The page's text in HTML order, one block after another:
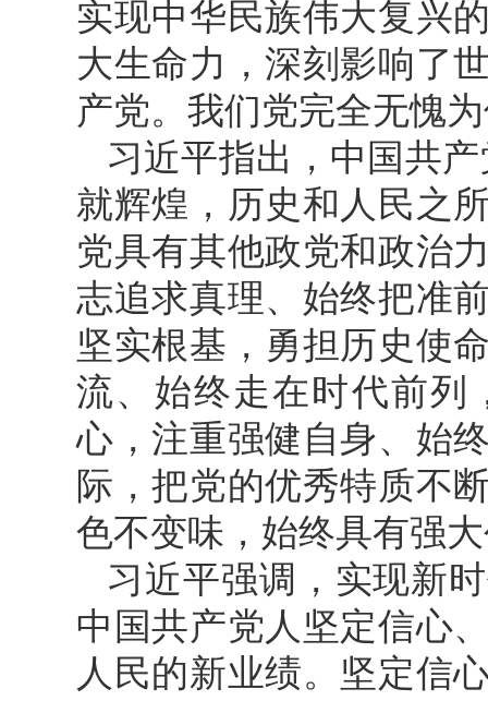
实现中华民族伟大复兴
大生命力，深刻影响了
产党。我们党完全无愧
习近平指出，中国共
就辉煌，历史和人民之
党具有其他政党和政治
志追求真理、始终把准
坚实根基，勇担历史使
流、始终走在时代前列
心，注重强健自身、始
际，把党的优秀特质不
色不变味，始终具有强
习近平强调，实现新
中国共产党人坚定信心
人民的新业绩。坚定信